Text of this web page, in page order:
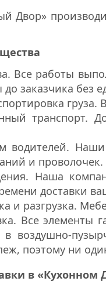
Двор»
Все работы
до заказчика без
транспорт.
водителей.
и проволочек.
Наша
доставки
и разгрузка.
Все элементы
в воздушно-
поэтому ни
в «Кухонном